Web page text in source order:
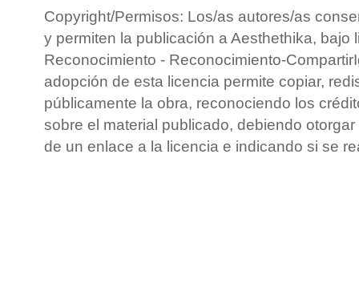
Copyright/Permisos: Los/as autores/as
y permiten la publicación a Aesthethika, bajo
Reconocimiento - Reconocimiento-
adopción de esta licencia permite copiar,
públicamente la obra, reconociendo los
sobre el material publicado, debiendo
de un enlace a la licencia e indicando si se